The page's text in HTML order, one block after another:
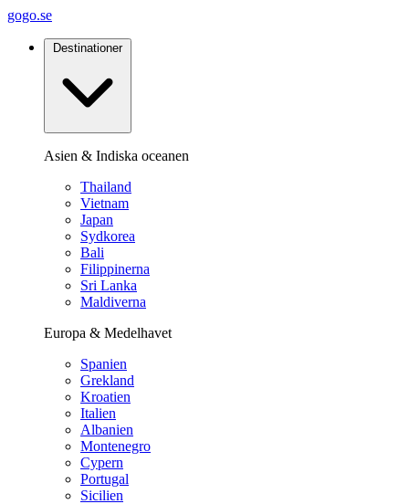
gogo.se
Destinationer
Asien & Indiska oceanen
Thailand
Vietnam
Japan
Sydkorea
Bali
Filippinerna
Sri Lanka
Maldiverna
Europa & Medelhavet
Spanien
Grekland
Kroatien
Italien
Albanien
Montenegro
Cypern
Portugal
Sicilien